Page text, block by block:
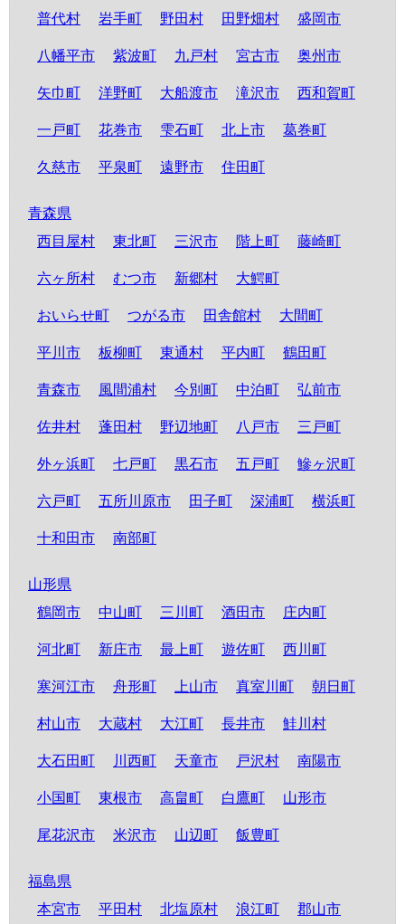
普代村 岩手町 野田村 田野畑村 盛岡市
八幡平市 紫波町 九戸村 宮古市 奥州市
矢巾町 洋野町 大船渡市 滝沢市 西和賀町
一戸町 花巻市 雫石町 北上市 葛巻町
久慈市 平泉町 遠野市 住田町
青森県
西目屋村
東北町 三沢市 階上町 藤崎町
六ヶ所村 むつ市 新郷村 大鰐町
おいらせ町 つがる市 田舎館村 大間町
平川市 板柳町 東通村 平内町 鶴田町
青森市 風間浦村 今別町 中泊町 弘前市
佐井村 蓬田村 野辺地町 八戸市 三戸町
外ヶ浜町 七戸町 黒石市 五戸町 鰺ヶ沢町
六戸町 五所川原市 田子町 深浦町 横浜町
十和田市 南部町
山形県
鶴岡市
中山町 三川町 酒田市 庄内町
河北町 新庄市 最上町 遊佐町 西川町
寒河江市 舟形町 上山市 真室川町 朝日町
村山市 大蔵村 大江町 長井市 鮭川村
大石田町 川西町 天童市 戸沢村 南陽市
小国町 東根市 高畠町 白鷹町 山形市
尾花沢市 米沢市 山辺町 飯豊町
福島県
本宮市
平田村 北塩原村 浪江町 郡山市